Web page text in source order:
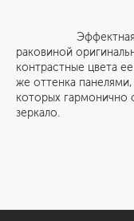
Эффектная
раковиной
контрастные цвета
же оттенка
которых гармонично
зеркало.